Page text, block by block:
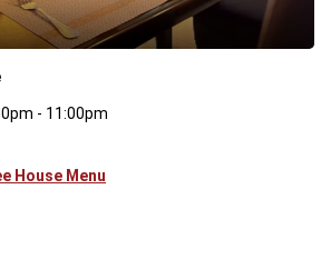
- 11:00pm
House Menu